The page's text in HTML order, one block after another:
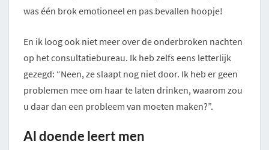
was één brok emotioneel en pas bevallen hoopje!
En ik loog ook niet meer over de onderbroken nachten
op het consultatiebureau. Ik heb zelfs eens letterlijk
gezegd: “Neen, ze slaapt nog niet door. Ik heb er geen
problemen mee om haar te laten drinken, waarom zou
u daar dan een probleem van moeten maken?”.
Al doende leert men